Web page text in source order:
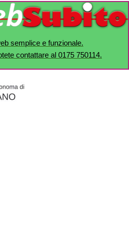
semplice e funzionale.
contattare al 0175 750114.